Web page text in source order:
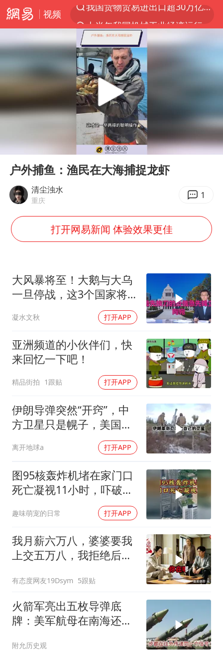
视频
上半年我国机械工业经济运行稳中有进
台风白海豚加强
河南撤回“领导带薪错峰休假”通知
“立秋的第一杯奶茶”又爆单了
A股三大股指收涨
泰国枪击案凶手先杀祖父母后行凶
宇树科技中一签需缴款7.54万元
台湾海峡南口北上船舶实施交通管制
“新疆阿勒泰八月能滑雪”不实
四川宜宾地震网友称睡觉被摇醒
DeepSeek投资宇树科技意味什么
公司“上四休三”但要降薪1000元
东方之约 相约未来
Play
00:00 00:55
户外捕鱼：渔民在大海捕捉龙虾
清尘浊水
重庆 1
打开网易新闻 体验效果更佳
大风暴将至！大鹅与大乌
一旦停战，这3个国家将
凝水文秋 打开APP
亚洲频道的小伙伴们，快
来回忆一下吧！
精品街拍 1跟贴 打开APP
伊朗导弹突然“开窍”，中
方卫星只是幌子，美国真
离开地球a 打开APP
图95核轰炸机堵在家门口
死亡凝视11小时，吓破胆
趣味萌宠的日常 打开APP
我月薪六万八，婆婆要我
上交五万八，我拒绝后她
离婚
有态度网友19Dsym 5跟贴
火箭军亮出五枚导弹底
牌：美军航母在南海还有
附允历史观